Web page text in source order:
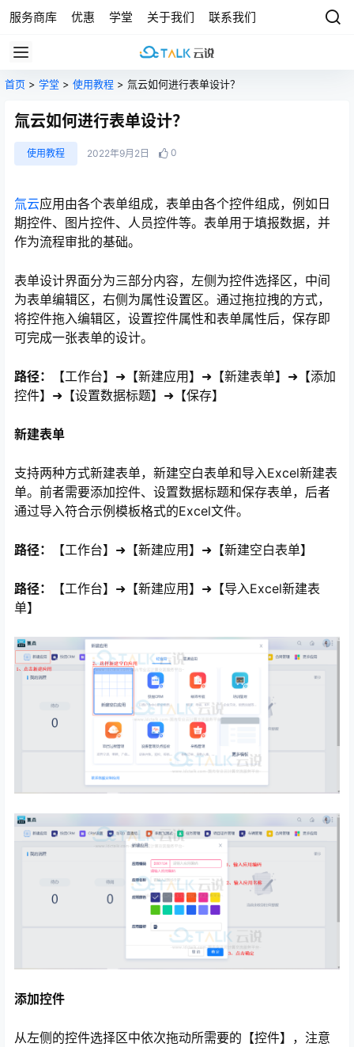
服务商库 优惠 学堂 关于我们 联系我们
首页 > 学堂 > 使用教程 > 氚云如何进行表单设计？
氚云如何进行表单设计？
使用教程 2022年9月2日 0
氚云应用由各个表单组成，表单由各个控件组成，例如日
期控件、图片控件、人员控件等。表单用于填报数据，并
作为流程审批的基础。
表单设计界面分为三部分内容，左侧为控件选择区，中间
为表单编辑区，右侧为属性设置区。通过拖拉拽的方式，
将控件拖入编辑区，设置控件属性和表单属性后，保存即
可完成一张表单的设计。
路径：
【工作台】➜【新建应用】➜【新建表单】➜【添加
控件】➜【设置数据标题】➜【保存】
新建表单
支持两种方式新建表单，新建空白表单和导入Excel新建表
单。前者需要添加控件、设置数据标题和保存表单，后者
通过导入符合示例模板格式的Excel文件。
路径： 【工作台】➜【新建应用】➜【新建空白表单】
路径：
【工作台】➜【新建应用】➜【导入Excel新建表
单】
添加控件
从左侧的控件选择区中依次拖动所需要的【控件】，注意